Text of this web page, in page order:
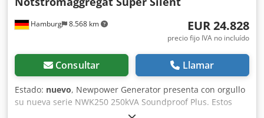
Hamburg 8.568 km EUR 24.828
precio fijo IVA no incluído
Consultar Llamar
Estado: nuevo, Newpower Generator presenta con orgullo
su nueva serie NWK250 250kVA Soundproof Plus. Estos
grupos electrógenos están equipados con cortinas